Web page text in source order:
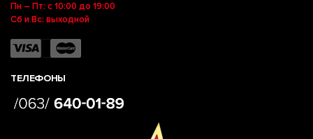
Пн – Пт: с 10:00 до 19:00
Сб и Вс: выходной
ТЕЛЕФОНЫ